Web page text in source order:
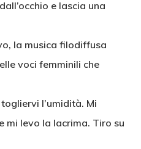
e lascia una
la musica filodiffusa
voci femminili che
l’umidità. Mi
mi levo la lacrima. Tiro su